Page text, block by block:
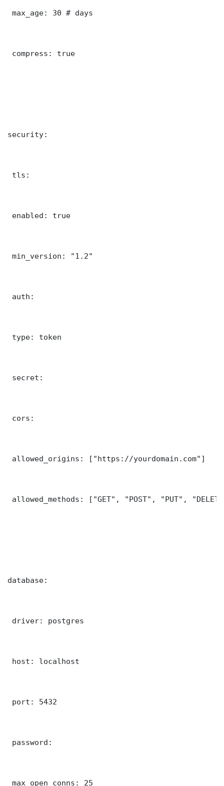
max_age: 30 # days
compress: true
security:
tls:
enabled: true
min_version: "1.2"
auth:
type: token
secret:
cors:
allowed_origins: ["https://yourdomain.com"]
allowed_methods: ["GET", "POST", "PUT",
database:
driver: postgres
host: localhost
port: 5432
password:
max_open_conns: 25